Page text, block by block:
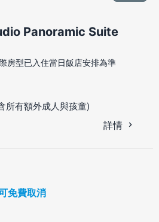
Panoramic Suite
房型已入住當日飯店安排為準
所有額外成人與孩童)
詳情
免費取消